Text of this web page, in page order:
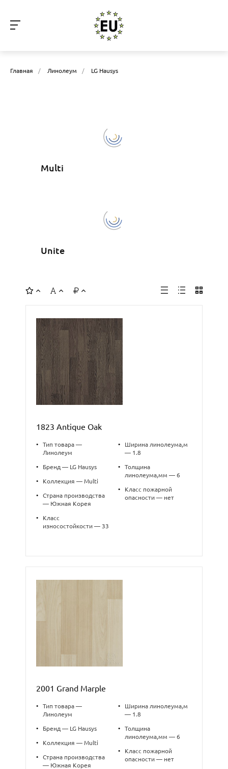
Главная / Линолеум / LG Hausys
Multi
Unite
1823 Antique Oak
•
Тип товара —
Линолеум
• Бренд — LG Hausys
• Коллекция — Multi
•
Страна производства
— Южная Корея
•
Класс
износостойкости — 33
•
Ширина линолеума,м
— 1.8
•
Толщина
линолеума,мм — 6
•
Класс пожарной
опасности — нет
2001 Grand Marple
•
Тип товара —
Линолеум
• Бренд — LG Hausys
• Коллекция — Multi
•
Страна производства
— Южная Корея
•
Ширина линолеума,м
— 1.8
•
Толщина
линолеума,мм — 6
•
Класс пожарной
опасности — нет